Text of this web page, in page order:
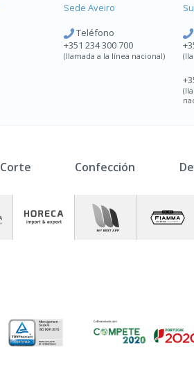
Sede Aveiro
Teléfono
+351 234 300 700
(llamada a la línea nacional)
Corte Confección